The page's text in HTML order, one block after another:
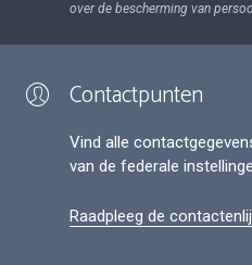
over de bescherming van
Contactpunten
Vind alle
van de federale
Raadpleeg de